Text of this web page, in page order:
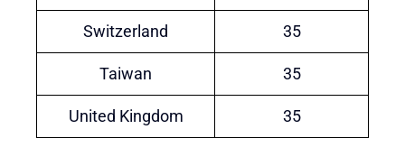
Switzerland 35
Taiwan 35
United Kingdom 35